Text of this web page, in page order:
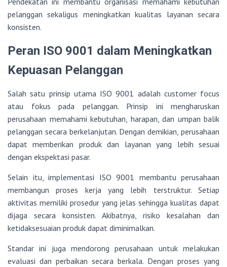
pelanggan sekaligus meningkatkan kualitas layanan secara
konsisten.
Peran ISO 9001 dalam Meningkatkan
Kepuasan Pelanggan
Salah satu prinsip utama ISO 9001 adalah customer focus
atau fokus pada pelanggan. Prinsip ini mengharuskan
perusahaan memahami kebutuhan, harapan, dan umpan balik
pelanggan secara berkelanjutan. Dengan demikian, perusahaan
dapat memberikan produk dan layanan yang lebih sesuai
dengan ekspektasi pasar.
Selain itu, implementasi ISO 9001 membantu perusahaan
membangun proses kerja yang lebih terstruktur. Setiap
aktivitas memiliki prosedur yang jelas sehingga kualitas dapat
dijaga secara konsisten. Akibatnya, risiko kesalahan dan
ketidaksesuaian produk dapat diminimalkan.
Standar ini juga mendorong perusahaan untuk melakukan
evaluasi dan perbaikan secara berkala. Dengan proses yang